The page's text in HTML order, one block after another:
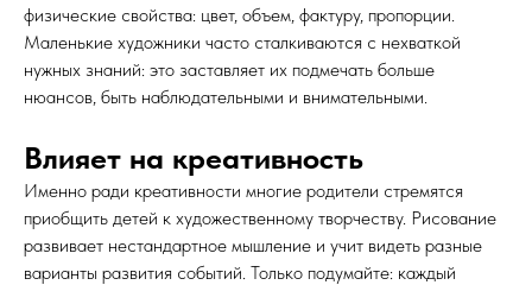
физические свойства: цвет, объем, фактуру, пропорции.
Маленькие художники часто сталкиваются с нехваткой
нужных знаний: это заставляет их подмечать больше
нюансов, быть наблюдательными и внимательными.
Влияет на креативность
Именно ради креативности многие родители стремятся
приобщить детей к художественному творчеству. Рисование
развивает нестандартное мышление и учит видеть разные
варианты развития событий. Только подумайте: каждый